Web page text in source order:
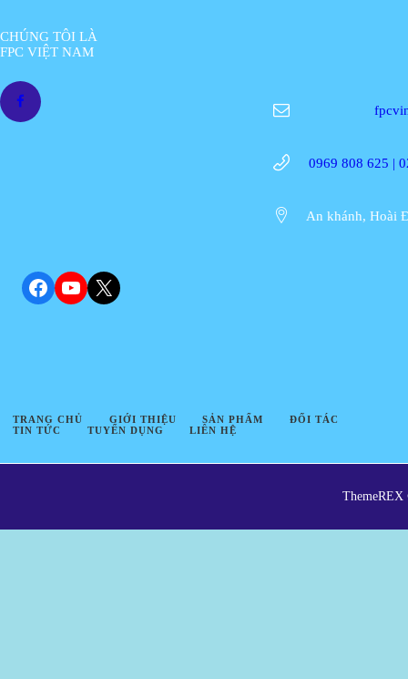
CHÚNG TÔI LÀ
FPC VIỆT NAM
0969 808 625 |
An khánh, Hoài
Facebook
YouTube
X
TRANG CHỦ GIỚI THIỆU SẢN PHẨM
ĐỐI TÁC
TIN TỨC
TUYỂN DỤNG LIÊN HỆ
ThemeREX